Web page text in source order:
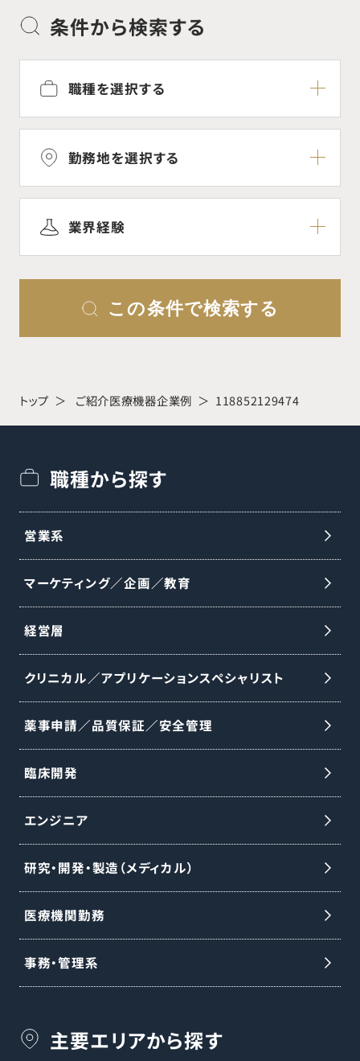
条件から検索する
職種を選択する
勤務地を選択する
業界経験
この条件で検索する
トップ ご紹介医療機器企業例 118852129474
職種から探す
営業系
マーケティング／企画／教育
経営層
クリニカル／アプリケーションスペシャリスト
薬事申請／品質保証／安全管理
臨床開発
エンジニア
研究・開発・製造（メディカル）
医療機関勤務
事務・管理系
主要エリアから探す